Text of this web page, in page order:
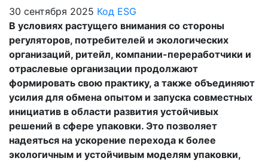
30 сентября 2025 Код ESG
В условиях растущего внимания со стороны
регуляторов, потребителей и экологических
организаций, ритейл, компании-переработчики и
отраслевые организации продолжают
формировать свою практику, а также объединяют
усилия для обмена опытом и запуска совместных
инициатив в области развития устойчивых
решений в сфере упаковки. Это позволяет
надеяться на ускорение перехода к более
экологичным и устойчивым моделям упаковки,